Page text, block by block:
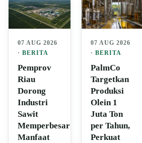
07 AUG 2026
· BERITA
Pemprov
Riau
Dorong
Industri
Sawit
Memperbesar
Manfaat
07 AUG 2026
·BERITA
PalmCo
Targetkan
Produksi
Olein 1
Juta Ton
per Tahun,
Perkuat